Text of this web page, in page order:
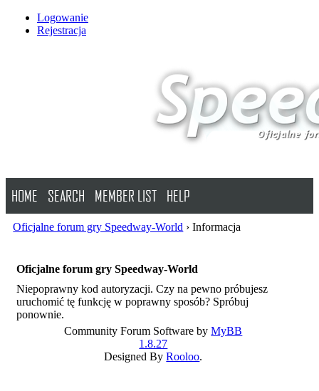
Logowanie
Rejestracja
HOME SEARCH MEMBER LIST HELP
Oficjalne forum gry Speedway-World ›Informacja
Oficjalne forum gry Speedway-World
Niepoprawny kod autoryzacji. Czy na pewno próbujesz
uruchomić tę funkcję w poprawny sposób? Spróbuj
ponownie.
Community Forum Software byMyBB
1.8.27
Designed ByRooloo.